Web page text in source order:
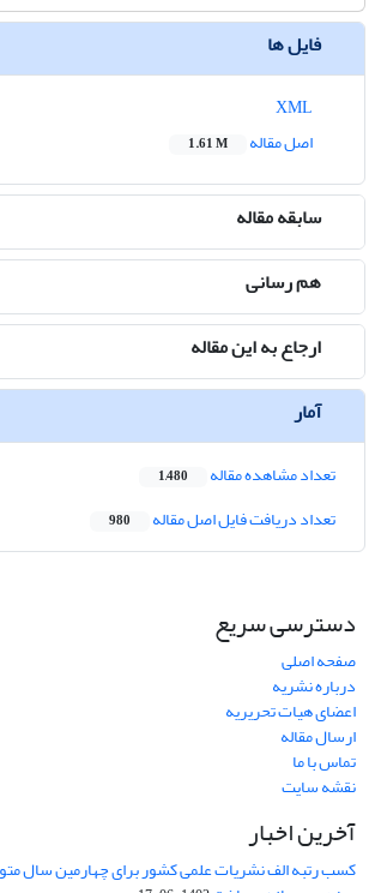
فایل ها
اصل مقاله
1.61 M
سابقه مقاله
هم رسانی
ارجاع به این مقاله
آمار
تعداد مشاهده مقاله 1,480
تعداد دریافت فایل اصل مقاله 980
دسترسی سریع
صفحه اصلی
درباره نشریه
اعضای هیات تحریریه
ارسال مقاله
تماس با ما
نقشه سایت
آخرین اخبار
کسب رتبه الف نشریات علمی کشور برای چهارمین سال